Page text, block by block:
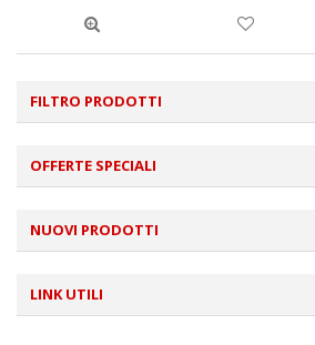
FILTRO PRODOTTI
OFFERTE SPECIALI
NUOVI PRODOTTI
LINK UTILI